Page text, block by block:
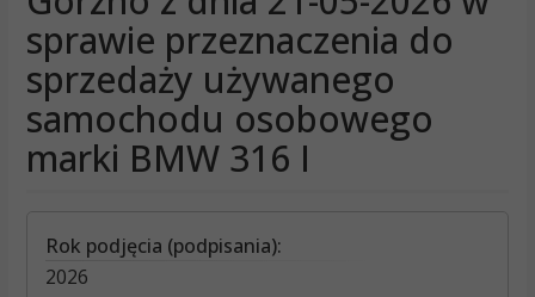
sprawie przeznaczenia do
sprzedaży używanego
samochodu osobowego
marki BMW 316 I
Rok podjęcia (podpisania):
2026